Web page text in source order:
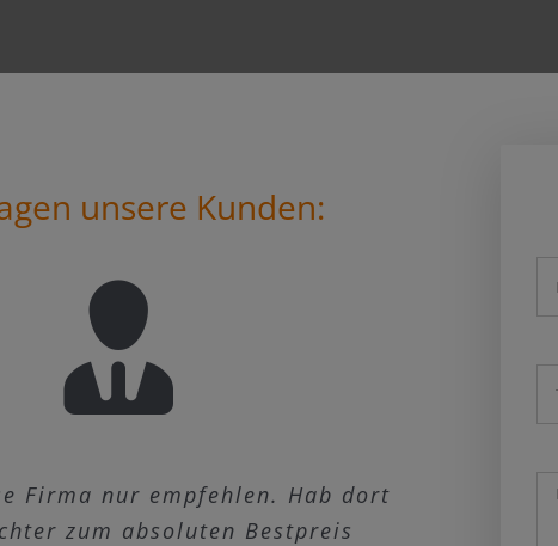
unsere Kunden:
funktionieren, Service Top,
Preis gut!
Firma nur empfehlen. Hab dort
zum absoluten Bestpreis
„Balkonkraftwerk“ mit zwei
Die Ware war sofort